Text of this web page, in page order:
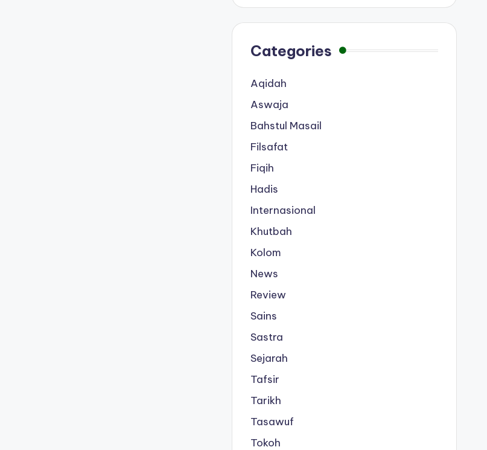
Categories
Aqidah
Aswaja
Bahstul Masail
Filsafat
Fiqih
Hadis
Internasional
Khutbah
Kolom
News
Review
Sains
Sastra
Sejarah
Tafsir
Tarikh
Tasawuf
Tokoh